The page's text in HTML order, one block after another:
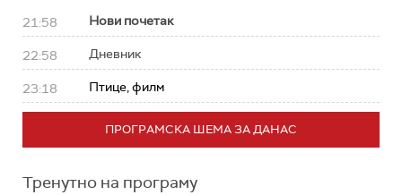
21:58 Нови почетак
22:58 Дневник
23:18 Птице, филм
ПРОГРАМСКА ШЕМА ЗА ДАНАС
Тренутно на програму